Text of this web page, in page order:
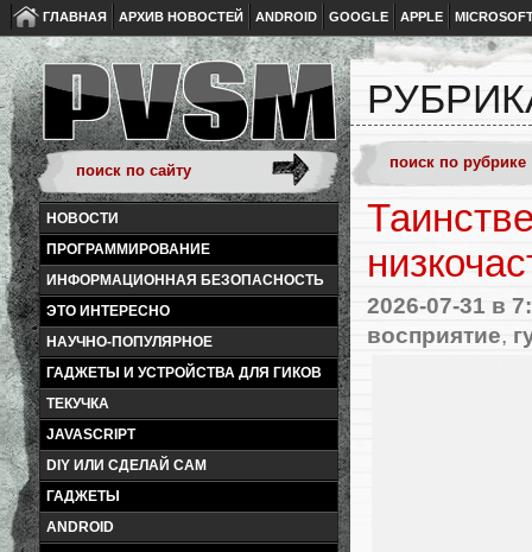
ГЛАВНАЯ АРХИВ НОВОСТЕЙ ANDROID GOOGLE APPLE
НОВОСТИ
ПРОГРАММИРОВАНИЕ
ИНФОРМАЦИОННАЯ БЕЗОПАСНОСТЬ
ЭТО ИНТЕРЕСНО
НАУЧНО-ПОПУЛЯРНОЕ
ГАДЖЕТЫ И УСТРОЙСТВА ДЛЯ ГИКОВ
ТЕКУЧКА
JAVASCRIPT
DIY ИЛИ СДЕЛАЙ САМ
ГАДЖЕТЫ
ANDROID
2026-07-31 в
восприятие,